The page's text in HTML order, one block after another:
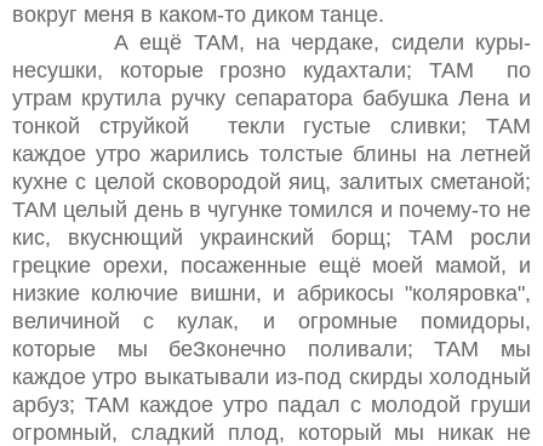
вокруг меня в каком-то диком танце.
А ещё ТАМ, на чердаке, сидели куры-
несушки, которые грозно кудахтали; ТАМ по
утрам крутила ручку сепаратора бабушка Лена и
тонкой струйкой текли густые сливки; ТАМ
каждое утро жарились толстые блины на летней
кухне с целой сковородой яиц, залитых сметаной;
ТАМ целый день в чугунке томился и почему-то не
кис, вкуснющий украинский борщ; ТАМ росли
грецкие орехи, посаженные ещё моей мамой, и
низкие колючие вишни, и абрикосы "коляровка",
величиной с кулак, и огромные помидоры,
которые мы беЗконечно поливали; ТАМ мы
каждое утро выкатывали из-под скирды холодный
арбуз; ТАМ каждое утро падал с молодой груши
огромный, сладкий плод, который мы никак не